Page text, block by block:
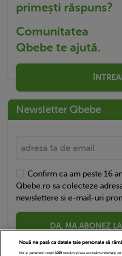
primești răspuns?
Comunitatea
Qbebe te ajută.
Newsletter Qbebe
Confirm ca am peste 16
Qbebe.ro sa colecteze
newslettere si e-mail-uri
DA, MA ABONEZ
Nouă ne pasă ca datele tale personale să
Noi și partenerii noștri 1019stocăm și/sau accesăm informații